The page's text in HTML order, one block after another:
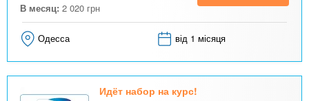
В месяц: 2 020 грн
Одесса від 1 місяця
Идёт набор на курс!